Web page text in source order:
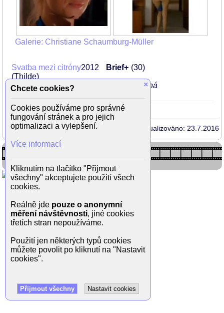
Galerie: Christiane Schaumburg-Müller
Svatba mezi citróny2012 Brief+ 30
(Thilde)
vstane nahá z gauče a odchází zabraná
Aktualizováno: 23.7.2016
×
Chcete cookies?
Cookies používáme pro správné
fungování stránek a pro jejich
optimalizaci a vylepšení.
Více informací
Kliknutím na tlačítko "Přijmout
všechny" akceptujete použití všech
cookies.
Reálně jde pouze o anonymní
měření návštěvnosti, jiné cookies
třetích stran nepoužíváme.
Použití jen některých typů cookies
můžete povolit po kliknutí na "Nastavit
cookies".
Přijmout všechny Nastavit cookies